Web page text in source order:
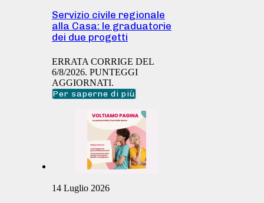
Servizio civile regionale
alla Casa: le graduatorie
dei due progetti
ERRATA CORRIGE DEL
6/8/2026. PUNTEGGI
AGGIORNATI.
Per saperne di più
14 Luglio 2026